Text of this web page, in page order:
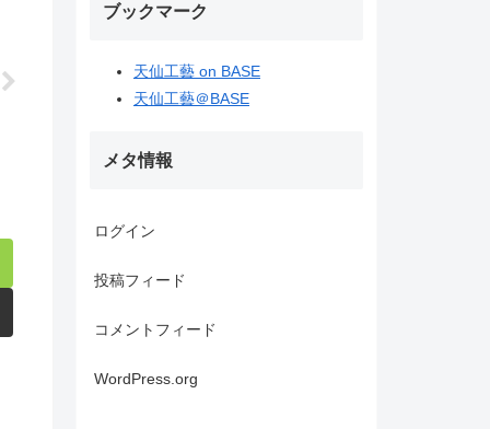
ブックマーク
天仙工藝 on BASE
天仙工藝＠BASE
メタ情報
ログイン
投稿フィード
コメントフィード
WordPress.org